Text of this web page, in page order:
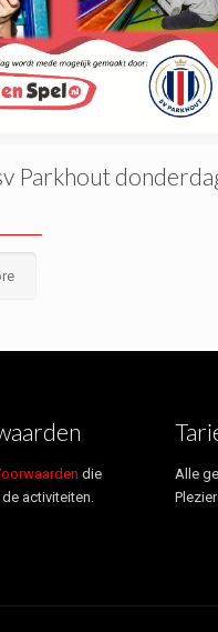
Parkhout
die
activiteiten.
Alle